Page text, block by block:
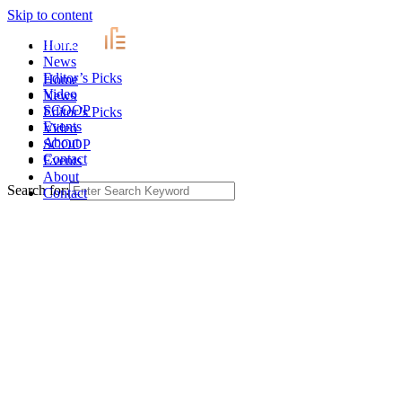
Skip to content
Home
News
Editor’s Picks
Video
SCOOP
Events
About
Contact
Home
News
Editor’s Picks
Video
SCOOP
Events
About
Contact
Search for: